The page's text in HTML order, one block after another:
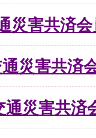
災害共済
災害共済
災害共済